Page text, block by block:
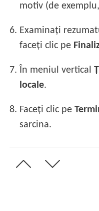
motiv (de
6. Examinați
faceți clic pe
7. În meniul vertical
locale.
8. Faceți clic pe
sarcina.